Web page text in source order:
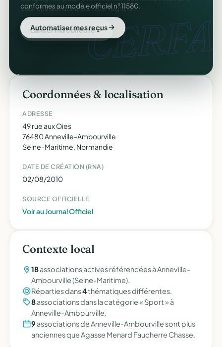
CERFA.
conformes au modèle officiel n°11580.
Automatiser mes reçus
Coordonnées & localisation
ADRESSE
49 rue aux Oies
76480 Anneville-Ambourville
Seine-Maritime, Normandie
DATE DE CRÉATION (RNA)
02/08/2010
SOURCE OFFICIELLE
Voir au Journal Officiel
Contexte local
18associations actives référencées à Anneville-
Ambourville (Seine-Maritime).
Réparties dans4thématiques différentes.
8associations dans la catégorie « Sport » à
Anneville-Ambourville.
9 associations de Anneville-Ambourville sont plus
anciennes que Agasse Menard Faucherre Chasse.